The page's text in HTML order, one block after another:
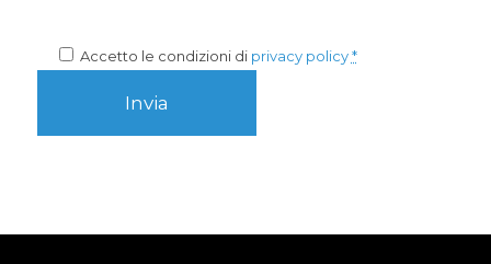
Accetto le condizioni di privacy policy *